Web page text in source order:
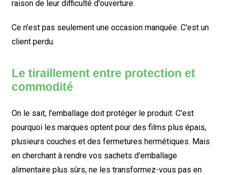
raison de leur difficulté d'ouverture.
Ce n'est pas seulement une occasion manquée. C'est un
client perdu.
Le tiraillement entre protection et
commodité
On le sait, l'emballage doit protéger le produit. C'est
pourquoi les marques optent pour des films plus épais,
plusieurs couches et des fermetures hermétiques. Mais
en cherchant à rendre vos sachets d'emballage
alimentaire plus sûrs, ne les transformez-vous pas en